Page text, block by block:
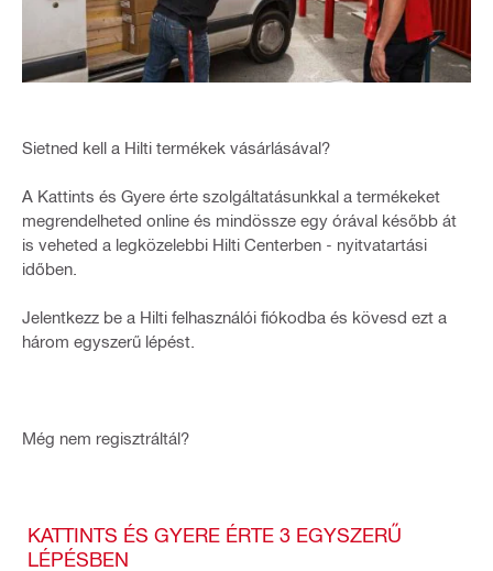
Sietned kell a Hilti termékek vásárlásával?
A Kattints és Gyere érte szolgáltatásunkkal a termékeket
megrendelheted online és mindössze egy órával később át
is veheted a legközelebbi Hilti Centerben - nyitvatartási
időben.
Jelentkezz be a Hilti felhasználói fiókodba és kövesd ezt a
három egyszerű lépést.
Még nem regisztráltál?
KATTINTS ÉS GYERE ÉRTE 3 EGYSZERŰ
LÉPÉSBEN